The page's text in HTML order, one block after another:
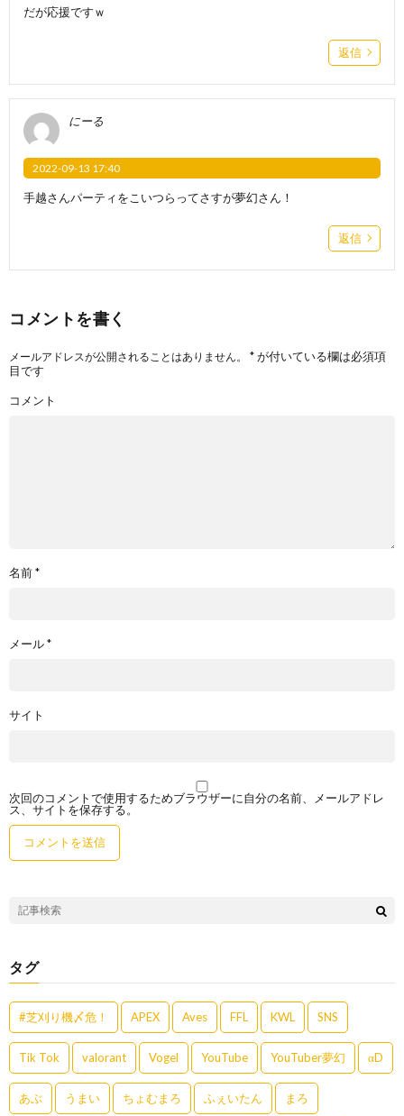
だが応援ですｗ
返信
にーる
2022-09-13 17:40
手越さんパーティをこいつらってさすが夢幻さん！
返信
コメントを書く
メールアドレスが公開されることはありません。 *が付いている欄は必須項
目です
コメント
名前*
メール*
サイト
次回のコメントで使用するためブラウザーに自分の名前、メールアドレ
ス、サイトを保存する。
タグ
#芝刈り機〆危！ APEX Aves FFL KWL SNS
Tik Tok valorant Vogel YouTube YouTuber夢幻 αD
あぶ うまい ちょむまろ ふぇいたん まろ